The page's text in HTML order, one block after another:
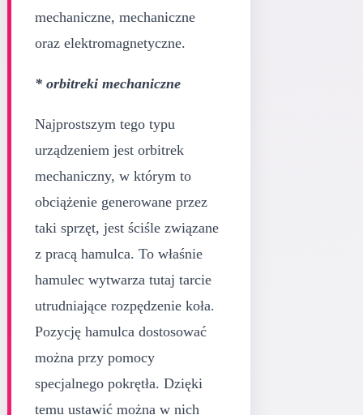
mechaniczne, mechaniczne
oraz elektromagnetyczne.
* orbitreki mechaniczne
Najprostszym tego typu
urządzeniem jest orbitrek
mechaniczny, w którym to
obciążenie generowane przez
taki sprzęt, jest ściśle związane
z pracą hamulca. To właśnie
hamulec wytwarza tutaj tarcie
utrudniające rozpędzenie koła.
Pozycję hamulca dostosować
można przy pomocy
specjalnego pokrętła. Dzięki
temu ustawić można w nich